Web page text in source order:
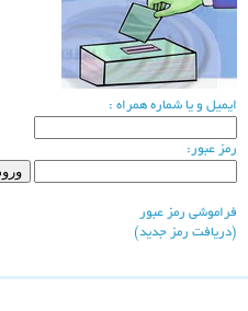
خوزستان
و یا شماره همراه :
عبور:
رمز عبور
رمز جدید)